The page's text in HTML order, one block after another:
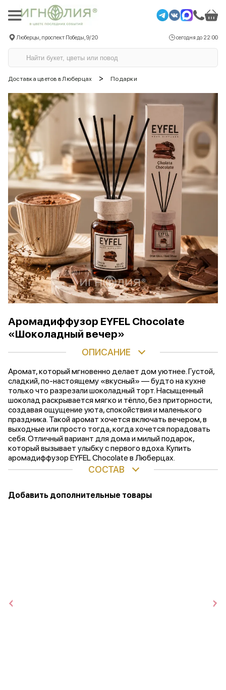
Люберцы, проспект Победы, 9/20 сегодня до 22:00
Доставка цветов в Люберцах > Подарки
Аромадиффузор EYFEL Chocolate
«Шоколадный вечер»
ОПИСАНИЕ
Аромат, который мгновенно делает дом уютнее. Густой,
сладкий, по-настоящему «вкусный» — будто на кухне
только что разрезали шоколадный торт. Насыщенный
шоколад раскрывается мягко и тёпло, без приторности,
создавая ощущение уюта, спокойствия и маленького
праздника. Такой аромат хочется включать вечером, в
выходные или просто тогда, когда хочется порадовать
себя. Отличный вариант для дома и милый подарок,
который вызывает улыбку с первого вдоха. Купить
аромадиффузор EYFEL Chocolate в Люберцах.
СОСТАВ
Добавить дополнительные товары